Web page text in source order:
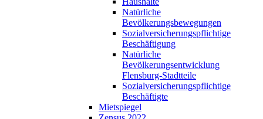
Natürliche
Bevölkerungsbewegungen
Sozialversicherungspflichtige
Beschäftigung
Natürliche
Bevölkerungsentwicklung
Flensburg-Stadtteile
Sozialversicherungspflichtige
Beschäftigte
Mietspiegel